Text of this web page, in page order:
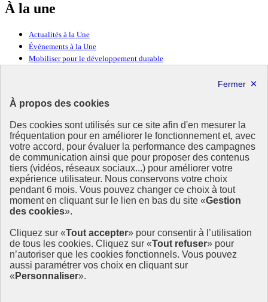
À propos des cookies
Des cookies sont utilisés sur ce site afin d'en mesurer la
fréquentation pour en améliorer le fonctionnement et, avec
votre accord, pour évaluer la performance des campagnes
de communication ainsi que pour proposer des contenus
tiers (vidéos, réseaux sociaux...) pour améliorer votre
expérience utilisateur. Nous conservons votre choix
pendant 6 mois. Vous pouvez changer ce choix à tout
moment en cliquant sur le lien en bas du site «Gestion
des cookies».
Cliquez sur «Tout accepter» pour consentir à l’utilisation
de tous les cookies. Cliquez sur «Tout refuser» pour
n’autoriser que les cookies fonctionnels. Vous pouvez
aussi paramétrer vos choix en cliquant sur
« Personnaliser».
À la une
Actualités à la Une
Événements à la Une
Mobiliser pour le développement durable
Ressources
Ressources
La Méth’ODD
Gouvernement
Ce site propose l’information de référence concernant l’Agenda
2030 et la feuille de route de la France. Il valorise la mobilisation de
tous les acteurs.
info.gouv.fr- ouvre une nouvelle fenêtre
service-public.fr - ouvre une nouvelle fenêtre
legifrance.gouv.fr- ouvre une nouvelle fenêtre
data.gouv.fr- ouvre une nouvelle fenêtre
Plan du site